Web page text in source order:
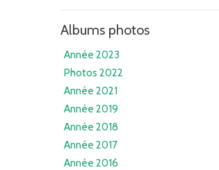
Albums photos
Année 2023
Photos 2022
Année 2021
Année 2019
Année 2018
Année 2017
Année 2016